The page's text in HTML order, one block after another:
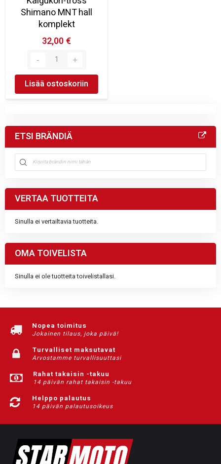
Shimano MNT hall
komplekt
32,00 €
Lisää ostoskoriin
ETSI BRÄNDIÄ
VERTAA TUOTTEITA
Sinulla ei vertailtavia tuotteita.
OMA TOIVELISTA
Sinulla ei ole tuotteita toivelistallasi.
Nopea toimitus
Jokainen tilaus, joka päivä!
Turvalliset maksutavat
Arvostamme turvallisuuttasi
Rahat takaisin -takuu
14 päivän rahat takaisin -takuu
Helppo palautus
14 päivän palautusoikeus